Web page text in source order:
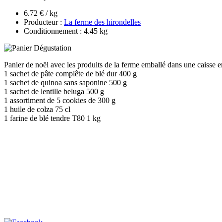
6.72 € / kg
Producteur : La ferme des hirondelles
Conditionnement : 4.45 kg
Panier de noël avec les produits de la ferme emballé dans une caisse
1 sachet de pâte complête de blé dur 400 g
1 sachet de quinoa sans saponine 500 g
1 sachet de lentille beluga 500 g
1 assortiment de 5 cookies de 300 g
1 huile de colza 75 cl
1 farine de blé tendre T80 1 kg